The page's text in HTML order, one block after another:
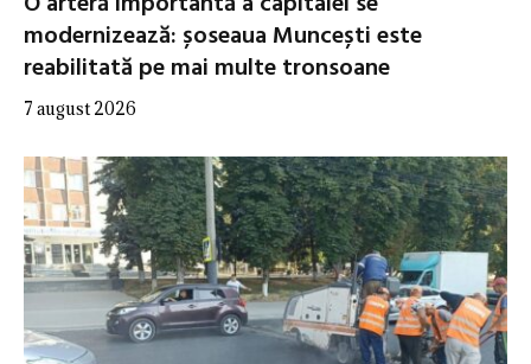
modernizează: șoseaua Muncești este
reabilitată pe mai multe tronsoane
7 august 2026